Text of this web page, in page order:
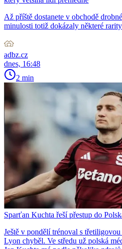
Až příště dostanete v obchodě
minulosti totiž dokázaly některé
adbz.cz
dnes, 16:48
2 min
Sparťan Kuchta řeší přestup do
Ještě v pondělí trénoval s
Lyon chyběl. Ve středu už polská